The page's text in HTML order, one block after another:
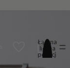
Łączna
liczba
pozycji